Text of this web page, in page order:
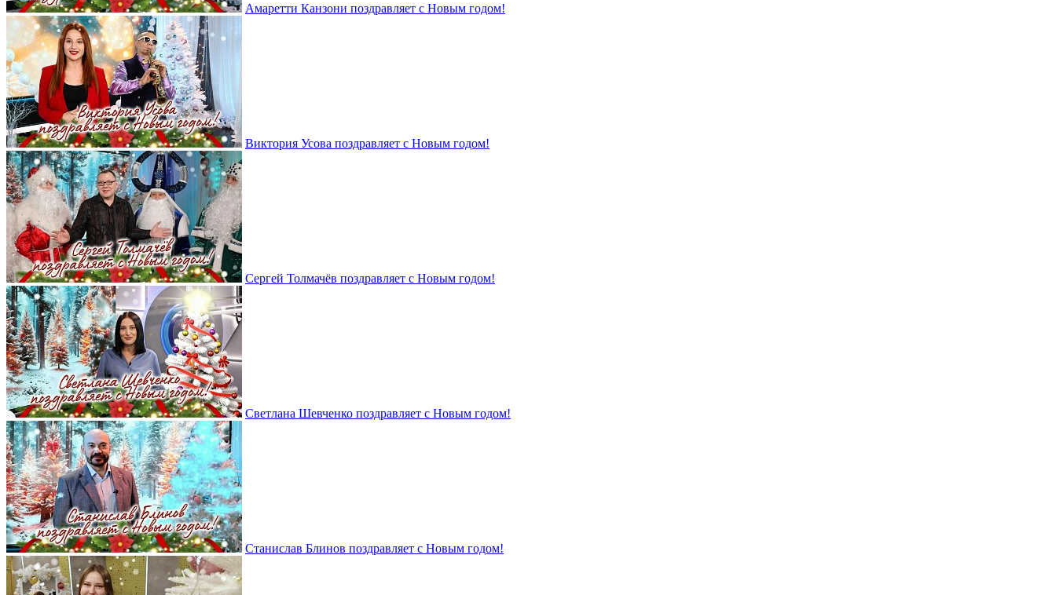
Амаретти Канзони поздравляет с Новым годом!
Виктория Усова поздравляет с Новым годом!
Сергей Толмачёв поздравляет с Новым годом!
Светлана Шевченко поздравляет с Новым годом!
Станислав Блинов поздравляет с Новым годом!